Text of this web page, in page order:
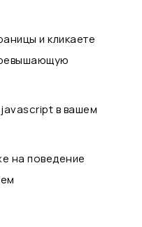
и кликаете
в вашем
на поведение